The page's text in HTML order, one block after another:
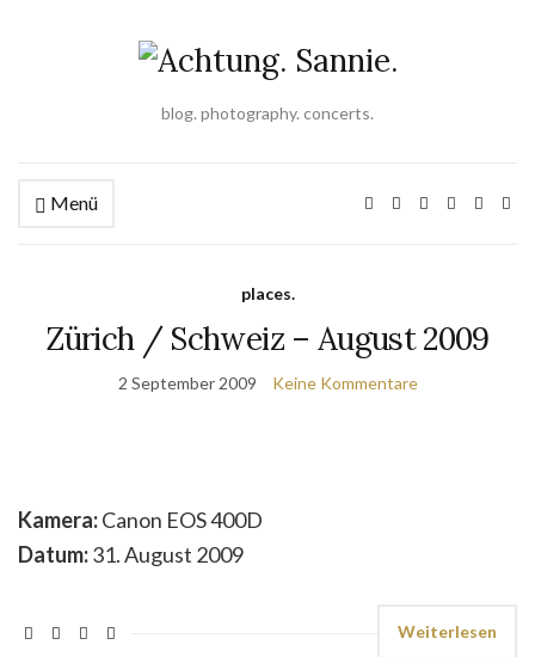
blog. photography. concerts.
Menü
places.
Zürich / Schweiz – August 2009
2 September 2009 Keine Kommentare
Kamera:Canon EOS 400D
Datum:31. August 2009
Weiterlesen